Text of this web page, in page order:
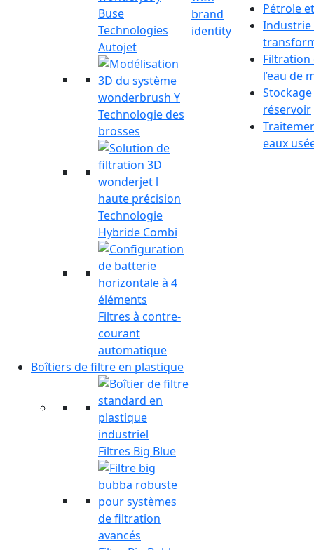
Buse
Technologies
Autojet
Technologie des
brosses
Technologie
Hybride Combi
Filtres à contre-
courant
automatique
Boîtiers de filtre en plastique
Filtres Big Blue
Pétrole
Industrie
Filtration
l’eau de
réservoir
eaux